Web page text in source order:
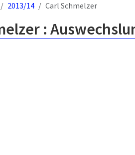
2013/14 Carl Schmelzer
: